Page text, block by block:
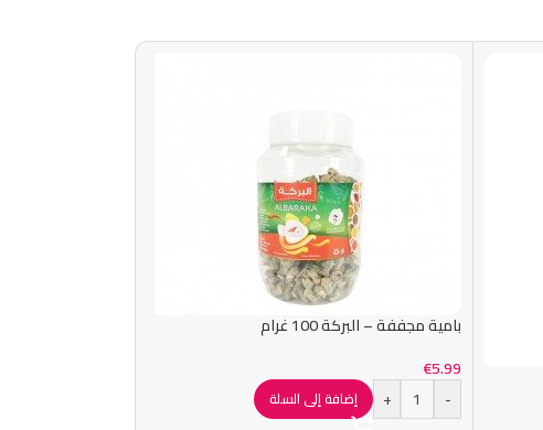
بامية مجففة – البركة 100 غرام
€5.99
-
+ إضافة إلى السلة